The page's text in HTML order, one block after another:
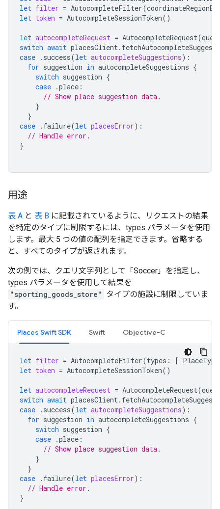
let filter = AutocompleteFilter(
let token = AutocompleteSessionToken()
let autocompleteRequest = AutocompleteRequest(
switch await placesClient .
case . success(let autocompleteSuggestions):
for suggestion in autocompleteSuggestions {
switch suggestion {
case .place :
// Show place suggestion data.
}
}
case . failure(let placesError):
// Handle error.
}
用途
表 A と 表 B に記載されているように、リクエストの結果
を特定のタイプに制限するには、types パラメータを使用
します。最大 5 つの値の配列を指定できます。省略する
と、すべてのタイプが返されます。
次の例では、クエリ文字列として「Soccer」を指定し、
types パラメータを使用して結果を
"sporting_goods_store"
タイプの施設に制限していま
す。
Places Swift SDK Swift Objective-C
let filter = AutocompleteFilter(types : [ PlaceType
let token = AutocompleteSessionToken()
let autocompleteRequest = AutocompleteRequest(
switch await placesClient .
case . success(let autocompleteSuggestions):
for suggestion in autocompleteSuggestions {
switch suggestion {
case .place :
// Show place suggestion data.
}
}
case . failure(let placesError):
// Handle error.
}